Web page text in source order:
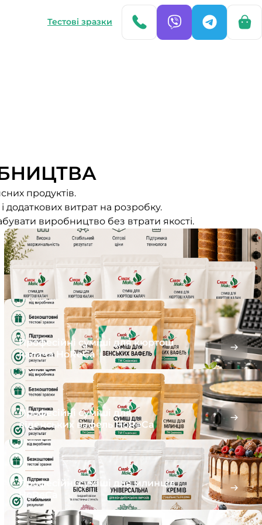
Тестові зразки
продуктів.
додаткових витрат на розробку.
виробництво без втрати якості.
Професійні суміші для кюртош
калача HoReCa
Професійні суміші для
віденських вафель HoReCa
Професійні суміші для млинців
HoReCa